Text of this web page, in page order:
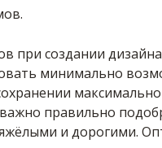
при создании дизайна
минимально
правильно
и дорогими.